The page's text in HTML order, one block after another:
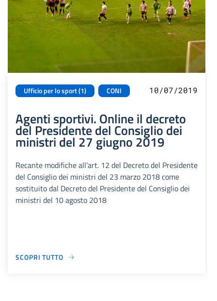
Ufficio per lo sport (1) CONI 10/07/2019
Agenti sportivi. Online il decreto
del Presidente del Consiglio dei
ministri del 27 giugno 2019
Recante modifiche all’art. 12 del Decreto del Presidente
del Consiglio dei ministri del 23 marzo 2018 come
sostituito dal Decreto del Presidente del Consiglio dei
ministri del 10 agosto 2018
SCOPRI TUTTO